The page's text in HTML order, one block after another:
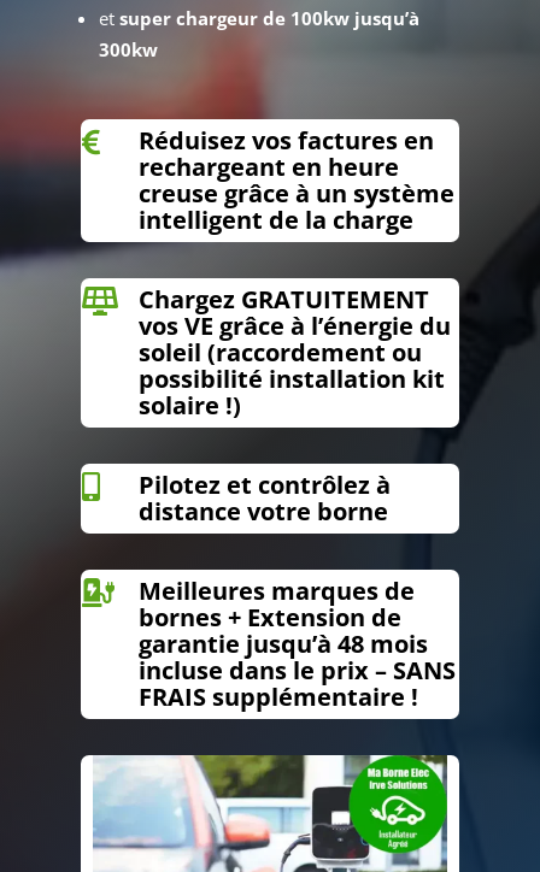
etsuper chargeur de 100kw jusqu’à
300kw

Réduisez vos factures en
rechargeant en heure
creuse grâce à un système
intelligent de la charge

Chargez GRATUITEMENT
vos VE grâce à l’énergie du
soleil (raccordement ou
possibilité installation kit
solaire !)

Pilotez et contrôlez à
distance votre borne

Meilleures marques de
bornes + Extension de
garantie jusqu’à 48 mois
incluse dans le prix – SANS
FRAIS supplémentaire !